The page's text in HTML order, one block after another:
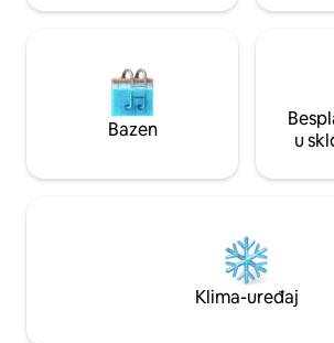
Bazen
u
Klima-uređaj